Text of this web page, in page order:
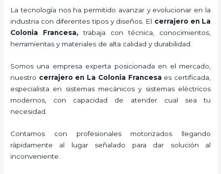
La tecnología nos ha permitido avanzar y evolucionar en la
industria con diferentes tipos y diseños. El cerrajero en La
Colonia Francesa,trabaja con técnica, conocimientos,
herramientas y materiales de alta calidad y durabilidad.
Somos una empresa experta posicionada en el mercado,
nuestro cerrajero en La Colonia Francesa es certificada,
especialista en sistemas mecánicos y sistemas eléctricos
modernos, con capacidad de atender cual sea tu
necesidad.
Contamos con profesionales motorizados llegando
rápidamente al lugar señalado para dar solución al
inconveniente.